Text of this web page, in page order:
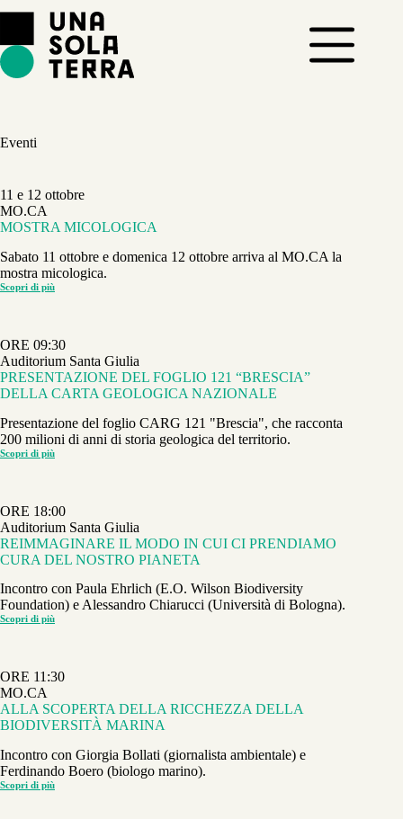
contenuto
Eventi
11 e 12 ottobre
MO.CA
MOSTRA MICOLOGICA
Sabato 11 ottobre e domenica 12 ottobre arriva al MO.CA la
mostra micologica.
Scopri di più
MOSTRA
ORE 09:30
Auditorium Santa Giulia
PRESENTAZIONE DEL FOGLIO 121 “BRESCIA”
DELLA CARTA GEOLOGICA NAZIONALE
Presentazione del foglio CARG 121 "Brescia", che racconta
200 milioni di anni di storia geologica del territorio.
Scopri di più
PRESENTAZIONE
DELLA
CARTA
GEOLOGICA
NAZIONALE
ORE 18:00
Auditorium Santa Giulia
REIMMAGINARE IL MODO IN CUI CI PRENDIAMO
CURA DEL NOSTRO PIANETA
Incontro con Paula Ehrlich (E.O. Wilson Biodiversity
Foundation) e Alessandro Chiarucci (Università di Bologna).
Scopri di più
REIMMAGINARE
CI
PRENDIAMO
CURA
DEL
NOSTRO
PIANETA
ORE 11:30
MO.CA
ALLA SCOPERTA DELLA RICCHEZZA DELLA
BIODIVERSITÀ MARINA
Incontro con Giorgia Bollati (giornalista ambientale) e
Ferdinando Boero (biologo marino).
Scopri di più
ALLA